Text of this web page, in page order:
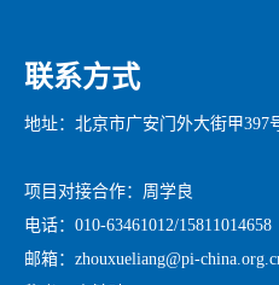
联系方式
地址：北京市广安门外大街甲397
项目对接合作：周学良
电话：010-63461012/15811014658
邮箱：zhouxueliang@pi-